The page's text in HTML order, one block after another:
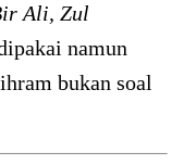
Ali, Zul
namun
bukan soal